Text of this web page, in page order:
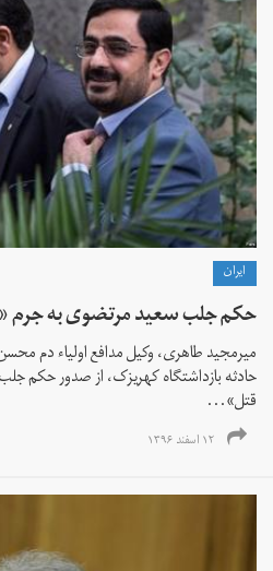
ايران
حکم جلب سعید مرتضوی به جرم
میرمجید طاهری، وکیل مدافع اولیاء دم
حادثه بازداشتگاه کهریزک، از صدور حکم
قتل»...
۱۲ اسفند ۱۳۹۶